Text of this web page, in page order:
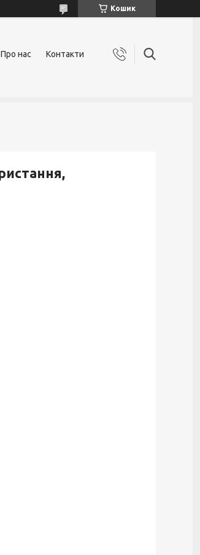
Кошик
Про нас Контакти